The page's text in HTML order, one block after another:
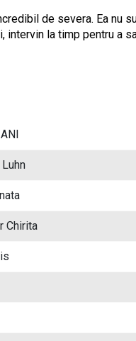
de severa. Ea nu
la timp pentru a
Chirita